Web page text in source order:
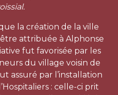
la création de la ville
attribuée à Alphonse
fut favorisée par les
du village voisin de
assuré par l’installation
: celle-ci prit